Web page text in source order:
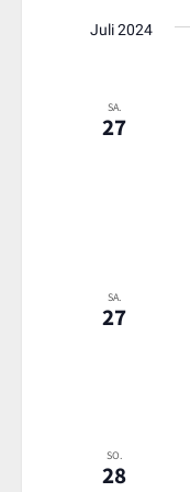
Juli 2024
SA.
27
SA.
27
SO.
28